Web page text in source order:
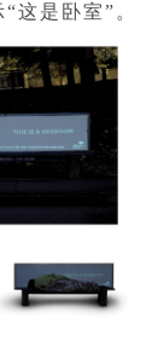
这是卧室”。